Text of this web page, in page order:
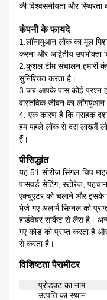
की विश्वसनीयता और स्थिरता
कंपनी के फायदे
1.लॉन्गयुआन लॉक का मूल
करना और अद्वितीय उपभोक्ता
2.कुशल टीम संचालन हमारी
सुनिश्चित करता है।
3.जब आपके पास कोई प्रश्न
वास्तविक जीवन का लोंगयुआन
4. एक कारण है कि ग्राहक
हम पहले लॉक से दस लाखवें
हैं।
पीसिद्धांत
यह 51 सीरीज सिंगल-चिप
पासवर्ड सेटिंग, स्टोरेज,
एक्चुएटर को चलाने और इसके
भेजे गए अलार्म सिग्नल को
हार्डवेयर सर्किट से लैस है।
गए कोड को प्राप्त करता है
से करता है।
विशिष्टता पैरामीटर
प्रोडक्ट का नाम
उत्पत्ति का स्थान